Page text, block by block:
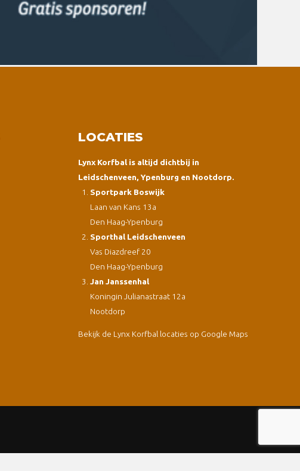
LOCATIES
Lynx Korfbal is altijd dichtbij in
Leidschenveen, Ypenburg en Nootdorp.
Sportpark Boswijk
Laan van Kans 13a
Den Haag-Ypenburg
Sporthal Leidschenveen
Vas Diazdreef 20
Den Haag-Ypenburg
Jan Janssenhal
Koningin Julianastraat 12a
Nootdorp
Bekijk de Lynx Korfbal locaties op Google Maps